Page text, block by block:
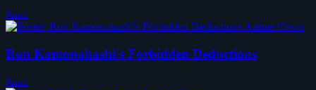
Krimi
Ron Kamonohashi's Forbidden Deductions
Krimi